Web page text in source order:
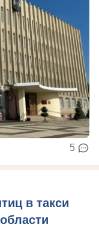
5
в такси